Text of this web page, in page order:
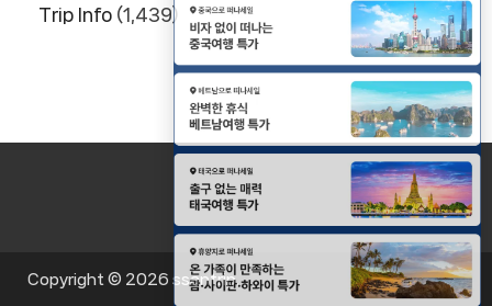
Trip Info (1,439)
Copyright © 2026 ssantrip.